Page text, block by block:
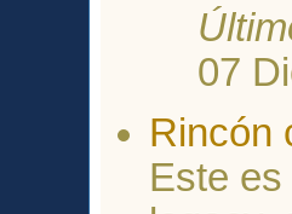
07
Rincón
Este